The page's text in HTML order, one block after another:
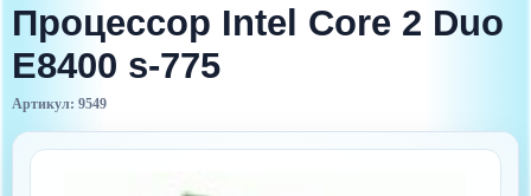
Процессор Intel Core 2 Duo
E8400 s-775
Артикул: 9549